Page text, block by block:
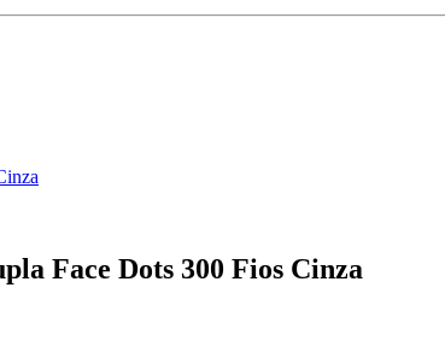
Face Dots 300 Fios Cinza